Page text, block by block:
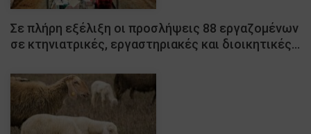
Σε πλήρη εξέλιξη οι προσλήψεις 88 εργαζομένων
σε κτηνιατρικές, εργαστηριακές και διοικητικές…